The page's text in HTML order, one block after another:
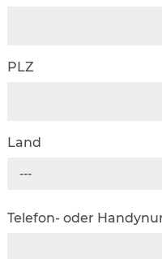
PLZ
Land
---
Telefon- oder